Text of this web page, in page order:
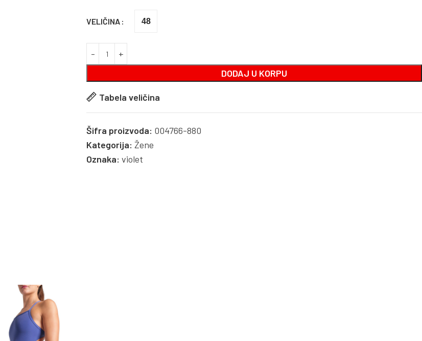
VELIČINA 48
DODAJ U KORPU
Tabela veličina
Šifra proizvoda: 004766-880
Kategorija: Žene
Oznaka: violet